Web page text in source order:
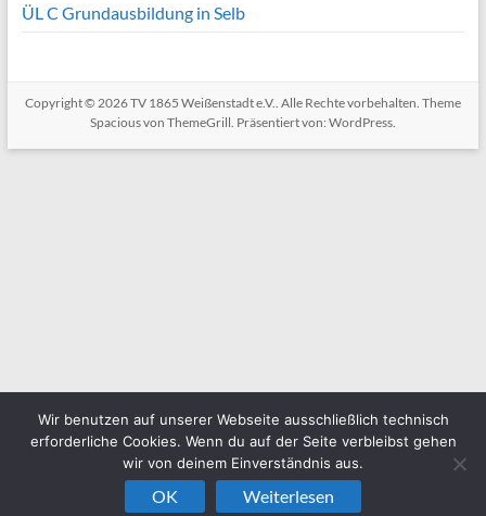
ÜL C Grundausbildung in Selb
Copyright © 2026TV 1865 Weißenstadt e.V. . Alle Rechte vorbehalten. Theme
Spaciousvon ThemeGrill. Präsentiert von: WordPress.
Wir benutzen auf unserer Webseite ausschließlich technisch
erforderliche Cookies. Wenn du auf der Seite verbleibst gehen
wir von deinem Einverständnis aus.
OK Weiterlesen